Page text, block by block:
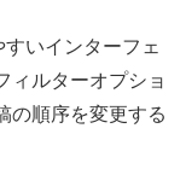
いインターフェ
ィルターオプショ
の順序を変更する